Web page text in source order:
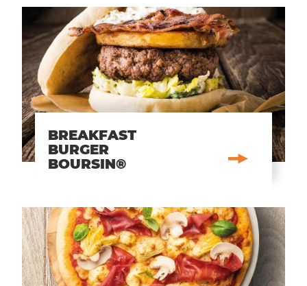
BREAKFAST
BURGER
BOURSIN®